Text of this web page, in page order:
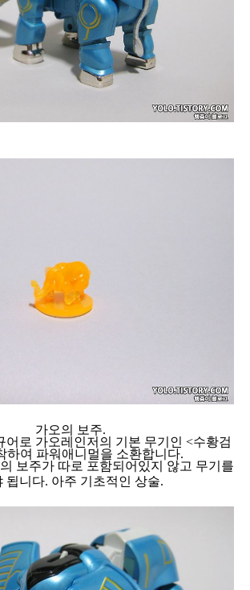
가오의 보주.
어로 가오레인저의 기본 무기인 <수황검
하여 파워애니멀을 소환합니다.
보주가 따로 포함되어있지 않고 무기를
됩니다. 아주 기초적인 상술.